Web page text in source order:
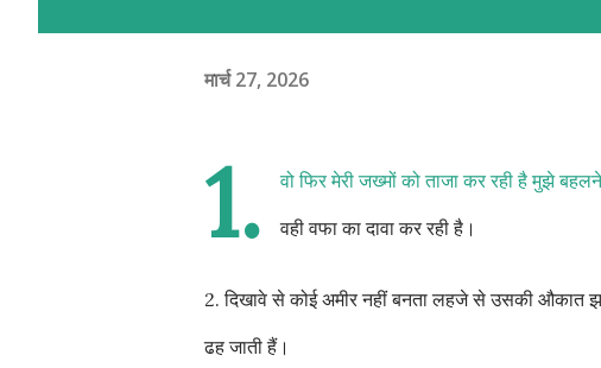
मार्च 27, 2026
1.
वो फिर मेरी जख्मों को ताजा कर रही है मुझे
वही वफा का दावा कर रही है।
2. दिखावे से कोई अमीर नहीं बनता लहजे से उसकी औकात
ढह जाती हैं।